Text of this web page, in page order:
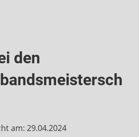
den
am: 29.04.2024